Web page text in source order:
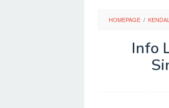
HOMEPAGE / KENDAL
Info